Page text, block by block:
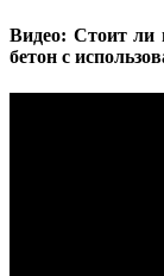
Видео: Стоит ли
бетон с